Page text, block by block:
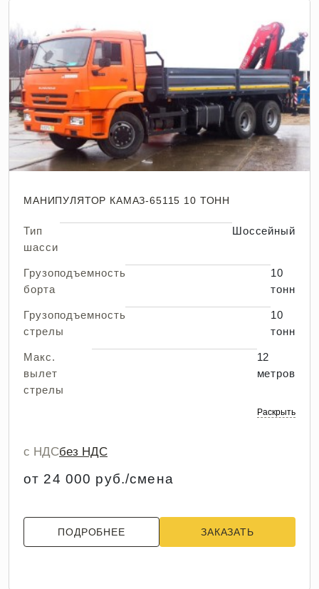
МАНИПУЛЯТОР КАМАЗ-65115 10 ТОНН
Тип
шасси
Шоссейный
Грузоподъемность
борта
10
тонн
Грузоподъемность
стрелы
10
тонн
Макс.
вылет
стрелы
12
метров
Раскрыть
с НДСбез НДС
от 24 000 руб./смена
ПОДРОБНЕЕ ЗАКАЗАТЬ